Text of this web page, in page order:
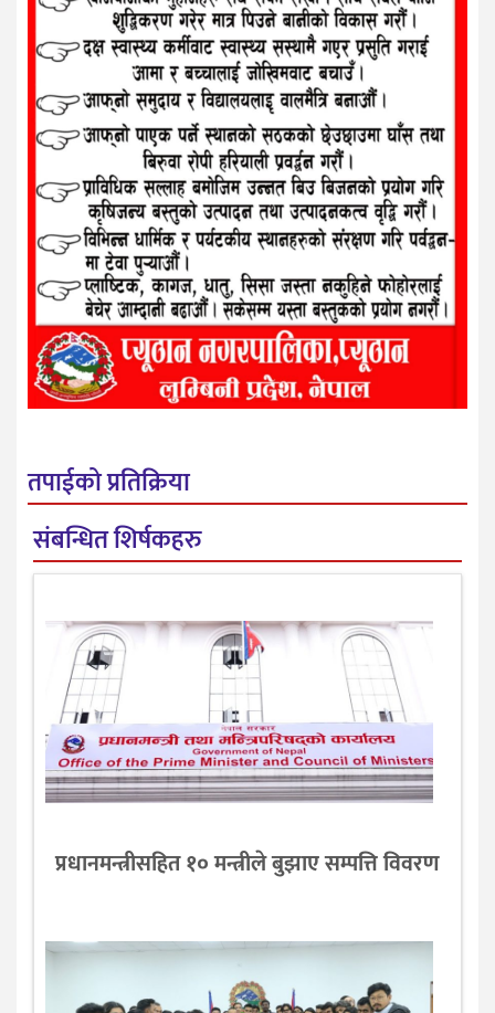
तपाईको प्रतिक्रिया
संबन्धित शिर्षकहरु
प्रधानमन्त्रीसहित १० मन्त्रीले बुझाए सम्पत्ति विवरण